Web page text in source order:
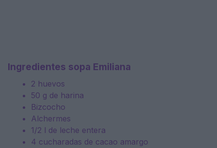
Ingredientes sopa Emiliana
2 huevos
50 g de harina
Bizcocho
Alchermes
1/2 l de leche entera
4 cucharadas de cacao amargo